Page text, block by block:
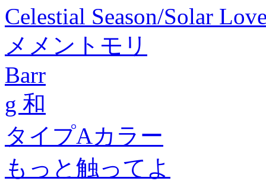
Celestial Season/Solar
メメントモリ
Barr
g 和
タイプAカラー
もっと触ってよ